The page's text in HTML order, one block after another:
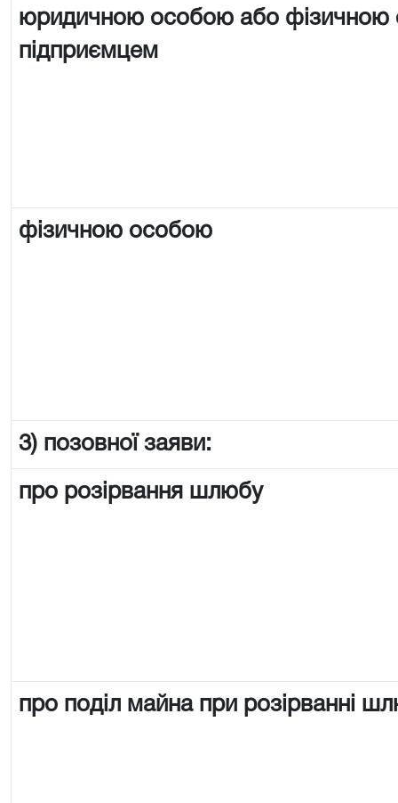
юридичною особою або
підприємцем
фізичною особою
3) позовної заяви:
про розірвання шлюбу
про поділ майна при розірванні